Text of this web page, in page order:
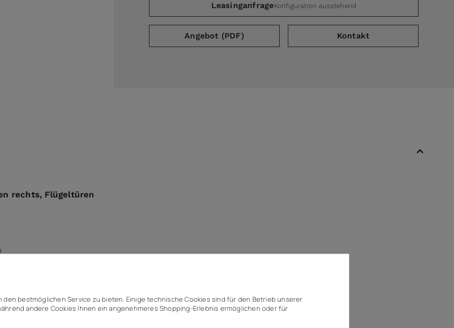
Angebot (PDF)
LeasinganfrageKonfiguration ausstehend
Kontakt
rechts, Flügeltüren
den bestmöglichen Service zu bieten. Einige technische Cookies sind für den Betrieb unserer
andere Cookies Ihnen ein angenehmeres Shopping-Erlebnis ermöglichen oder für